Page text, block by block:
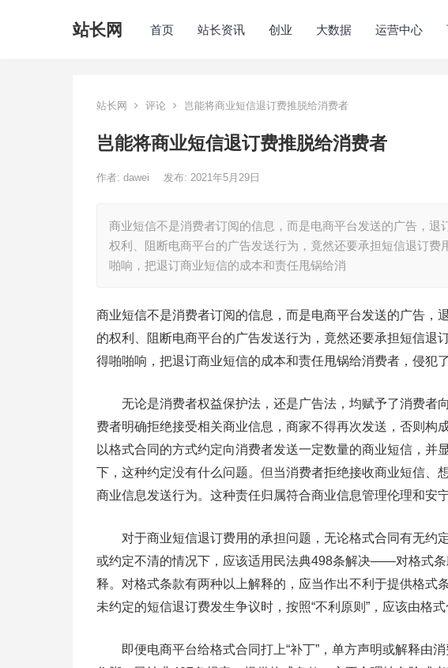
站长网 首页 站长资讯 创业 大数据 运营中心
站长网 评论 岂能将商业短信退订费推脱给消费者
岂能将商业短信退订费推脱给消费者
作者: dawei 发布: 2021年5月29日
商业短信不是消费者订阅的信息，而是电商平台发送的广告，
权利、阻断电商平台的广告发送行为，竟然还要承担短信退订
啪响，把退订商业短信的成本和责任甩锅给消
商业短信不是消费者订阅的信息，而是电商平台发送的广告，
的权利、阻断电商平台的广告发送行为，竟然还要承担短信退
得啪啪响，把退订商业短信的成本和责任甩锅给消费者，侵犯
无论是消费者权益保护法，还是广告法，均赋予了消费者向
费者明确拒绝接受相关商业信息，商家不得再次发送，否则构
以格式合同的方式约定向消费者发送一定数量的商业短信，并
下，这种约定没有什么问题。但当消费者拒绝接收商业短信、
商业信息发送行为。这种责任归属符合商业信息管理伦理和安
对于商业短信退订费用的承担问题，无论格式合同有无约
或约定不清的情况下，应该适用民法典498条解决——对格式
释。对格式条款有两种以上解释的，应当作出不利于提供格式
未约定的短信退订费发生争议时，按照“不利原则”，应该由格
即便电商平台给格式合同打上“补丁”，单方声明或解释由